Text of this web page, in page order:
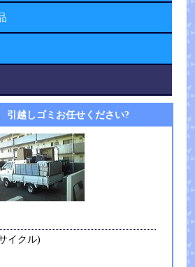
越しゴミお任せください?
サイクル)